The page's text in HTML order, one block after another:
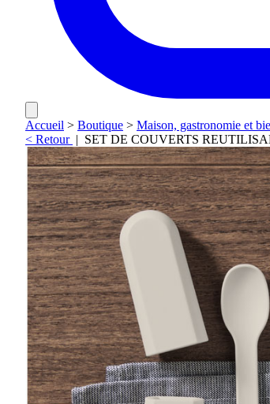
Accueil > Boutique > Maison, gastronomie et
< Retour | SET DE COUVERTS